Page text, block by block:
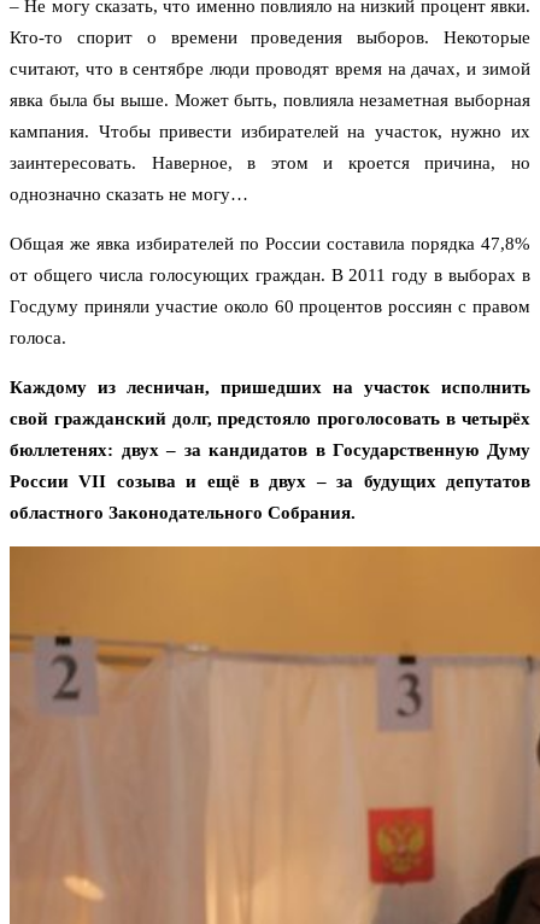
– Не могу сказать, что именно повлияло на низкий процент явки.
Кто-то спорит о времени проведения выборов. Некоторые
считают, что в сентябре люди проводят время на дачах, и зимой
явка была бы выше. Может быть, повлияла незаметная выборная
кампания. Чтобы привести избирателей на участок, нужно их
заинтересовать. Наверное, в этом и кроется причина, но
однозначно сказать не могу…
Общая же явка избирателей по России составила порядка 47,8%
от общего числа голосующих граждан. В 2011 году в выборах в
Госдуму приняли участие около 60 процентов россиян с правом
голоса.
Каждому из лесничан, пришедших на участок исполнить
свой гражданский долг, предстояло проголосовать в четырёх
бюллетенях: двух – за кандидатов в Государственную Думу
России VII созыва и ещё в двух – за будущих депутатов
областного Законодательного Собрания.